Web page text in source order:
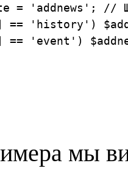
= 'addnews'; //
'history')
'event')
мы